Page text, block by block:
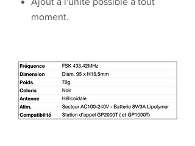
moment.